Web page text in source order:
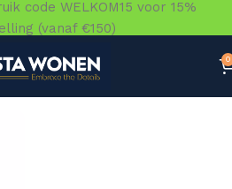
0
code WELKOM15 voor 15%
(vanaf €150)